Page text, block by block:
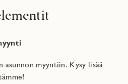
asunnon myyntiin. Kysy lisää